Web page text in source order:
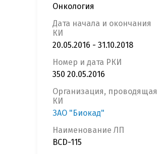
Онкология
Дата начала и окончания
КИ
20.05.2016 - 31.10.2018
Номер и дата РКИ
350 20.05.2016
Организация, проводящая
КИ
ЗАО "Биокад"
Наименование ЛП
BCD-115